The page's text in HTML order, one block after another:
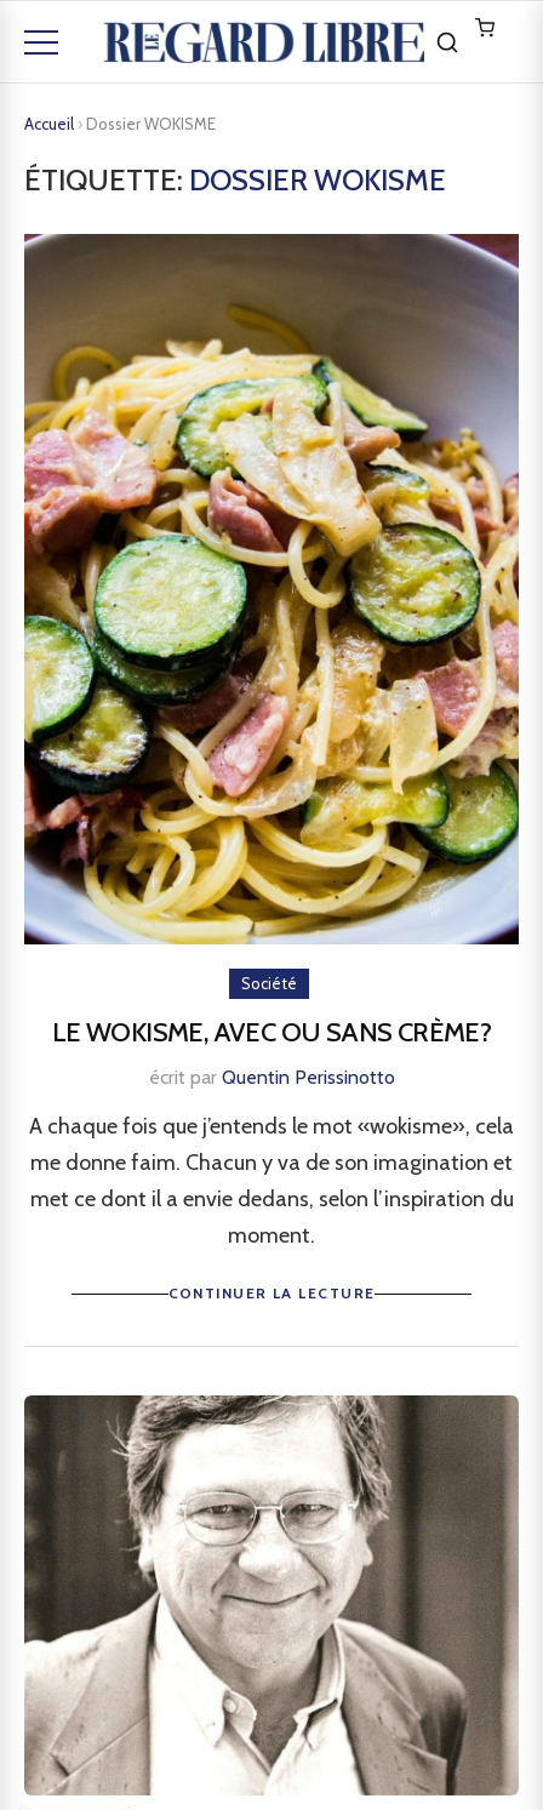
Accueil › Dossier WOKISME
ÉTIQUETTE: DOSSIER WOKISME
Société
LE WOKISME, AVEC OU SANS CRÈME?
écrit par Quentin Perissinotto
A chaque fois que j’entends le mot «wokisme», cela
me donne faim. Chacun y va de son imagination et
met ce dont il a envie dedans, selon l’inspiration du
moment.
CONTINUER LA LECTURE